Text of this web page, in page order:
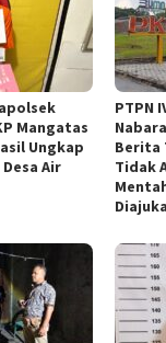
Mangatas
Ungkap
Air
PTPN
Berita
Tidak